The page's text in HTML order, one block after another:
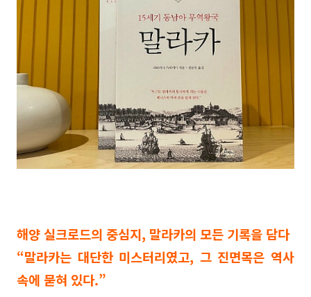
해양 실크로드의 중심지, 말라카의 모든 기록을 담다
“말라카는 대단한 미스터리였고, 그 진면목은 역사
속에 묻혀 있다.”